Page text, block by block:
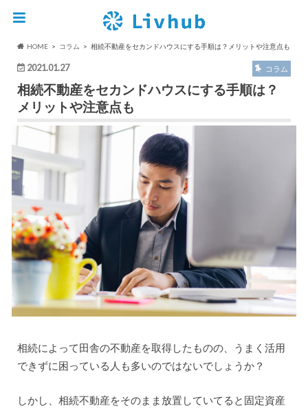
HOME コラム 相続不動産をセカンドハウスにする手順は？メリットや注意点も
2021.01.27 コラム
相続不動産をセカンドハウスにする手順は？
メリットや注意点も
相続によって田舎の不動産を取得したものの、うまく活用
できずに困っている人も多いのではないでしょうか？
しかし、相続不動産をそのまま放置していてると固定資産